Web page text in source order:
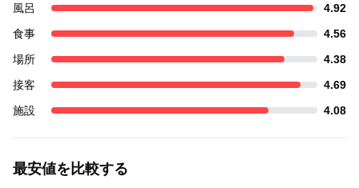
風呂
4.92
食事
4.56
場所
4.38
接客
4.69
施設
4.08
最安値を比較する